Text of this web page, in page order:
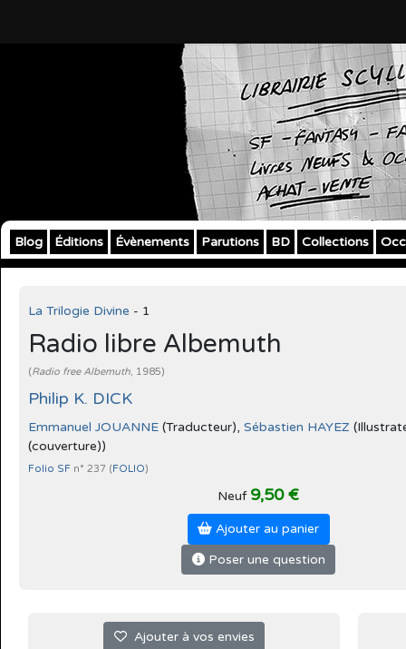
Blog Éditions Évènements Parutions BD Collections
La Trilogie Divine - 1
Radio libre Albemuth
(Radio free Albemuth, 1985)
Philip K. DICK
Emmanuel JOUANNE (Traducteur), Sébastien HAYEZ
(couverture))
Folio SF n° 237 (FOLIO)
Neuf 9,50 €
Ajouter au panier
Poser une question
Ajouter à vos envies